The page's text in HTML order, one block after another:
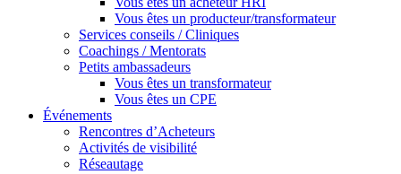
Vous êtes un producteur/transformateur
Services conseils / Cliniques
Coachings / Mentorats
Petits ambassadeurs
Vous êtes un transformateur
Vous êtes un CPE
Événements
Rencontres d’Acheteurs
Activités de visibilité
Réseautage